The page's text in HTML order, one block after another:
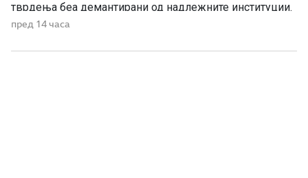
тврдења беа демантирани од надлежните институции.
Како што им пукна меурот од сапуница наречен
конструкција – дека власта тајно се подготвува да го
пред 14 часа